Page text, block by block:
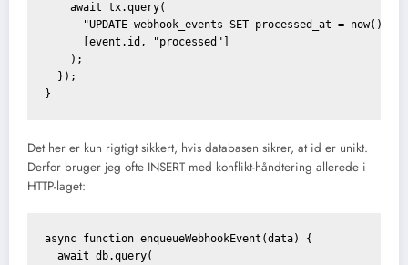
    await tx.query(
"UPDATE webhook_events SET processed_at = now(),
      [event.id, "processed"]
    );
  });
Det her er kun rigtigt sikkert, hvis databasen sikrer, at id er unikt.
Derfor bruger jeg ofte INSERT med konflikt-håndtering allerede i
HTTP-laget:
async function enqueueWebhookEvent(data) {
  await db.query(